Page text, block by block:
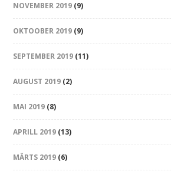
NOVEMBER 2019 (9)
OKTOOBER 2019 (9)
SEPTEMBER 2019 (11)
AUGUST 2019 (2)
MAI 2019 (8)
APRILL 2019 (13)
MÄRTS 2019 (6)